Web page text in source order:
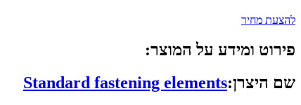
להצעת מחיר
פירוט ומידע על המוצר:
שם היצרן:Standard fastening elements